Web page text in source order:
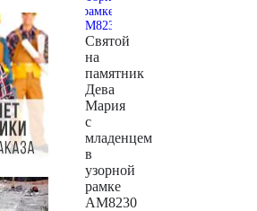
Святой
на
памятник
Дева
Мария
с
младенцем
в
узорной
рамке
AM8230